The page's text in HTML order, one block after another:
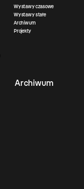
Wystawy czasowe
Wystawy stałe
Archiwum
Projekty
Archiwum